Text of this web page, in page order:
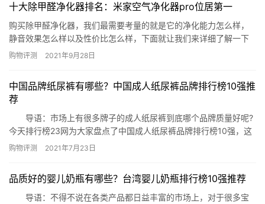
乐爱零触感丝柔纸尿裤 4、西班牙玉米可降解纸尿裤 …
十大除甲醛净化器排名：米家空气净化器pro位居第一
购买除甲醛净化器，我们最需要考量的就是它的净化能力怎么样，
静音效果怎么样以及性价比怎么样，下面就让我们来详细了解一下
十大除甲醛净化器排名吧。 十大除甲醛净化器排名 1. 米家空气
6. 泰拉蒙空气净化器 7. 布…
购物评测 2021年9月28日
中国品牌纸尿裤有哪些？中国成人纸尿裤品牌排行榜10强推
荐
导语：市场上有很多牌子的成人纸尿裤到底哪个品牌质量好呢?
今天排行榜23网为大家盘点了中国成人纸尿裤品牌排行榜10强，这
些纸尿裤有很多风格选择，在网上的销量不错，可以参考一下。
周大人是山东济南知名的成人纸尿裤品牌，深受消费…
购物评测 2021年7月23日
品质好的婴儿奶瓶有哪些？台湾婴儿奶瓶排行榜10强推荐
导语：不得不说在各类产品都日益丰富的市场上，对于很多宝